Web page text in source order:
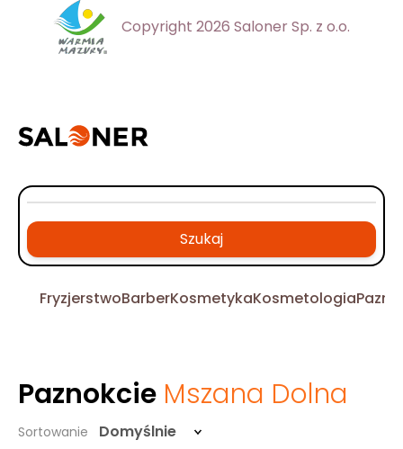
Copyright 2026 Saloner Sp. z o.o.
Szukaj
FryzjerstwoBarberKosmetykaKosmetologia
Paznokcie Mszana Dolna
Sortowanie Domyślnie